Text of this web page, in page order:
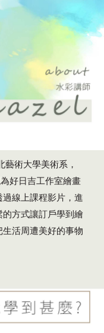
藝術大學美術系，
好日吉工作室繪畫
線上課程影片，進
方式讓訂戶學到繪
活周遭美好的事物